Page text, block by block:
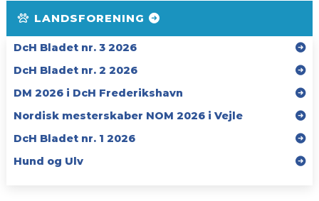
LANDSFORENING
DcH Bladet nr. 3 2026
DcH Bladet nr. 2 2026
DM 2026 i DcH Frederikshavn
Nordisk mesterskaber NOM 2026 i Vejle
DcH Bladet nr. 1 2026
Hund og Ulv